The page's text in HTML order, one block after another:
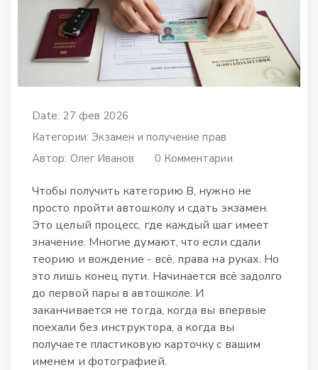
Date: 27 фев 2026
Категории: Экзамен и получение прав
Автор: Олег Иванов 0 Комментарии
Чтобы получить категорию В, нужно не
просто пройти автошколу и сдать экзамен.
Это целый процесс, где каждый шаг имеет
значение. Многие думают, что если сдали
теорию и вождение - всё, права на руках. Но
это лишь конец пути. Начинается всё задолго
до первой пары в автошколе. И
заканчивается не тогда, когда вы впервые
поехали без инструктора, а когда вы
получаете пластиковую карточку с вашим
именем и фотографией.